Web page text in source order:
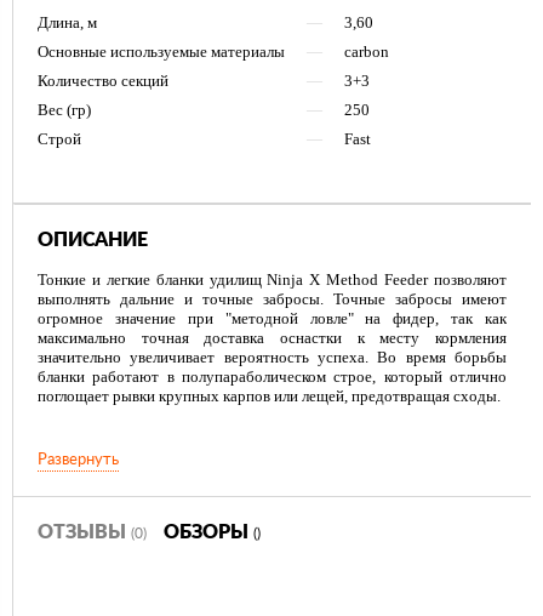
Длина, м
—
3,60
Основные используемые материалы
—
carbon
Количество секций
—
3+3
Вес (гр)
—
250
Строй
— Fast
ОПИСАНИЕ
Тонкие и легкие бланки удилищ Ninja X Method Feeder позволяют
выполнять дальние и точные забросы. Точные забросы имеют
огромное значение при "методной ловле" на фидер, так как
максимально точная доставка оснастки к месту кормления
значительно увеличивает вероятность успеха. Во время борьбы
бланки работают в полупараболическом строе, который отлично
поглощает рывки крупных карпов или лещей, предотвращая сходы.
Развернуть
ОТЗЫВЫ (0) ОБЗОРЫ ()